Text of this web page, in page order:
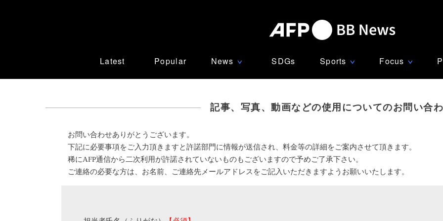
Latest Popular News ∨ SDGs Sports ∨ Focus ∨
記事、写真、動画などの使用についてのお問い合
お問い合わせありがとうございます。
下記に必要事項をご入力頂きますと許諾部門に情報が送信され、料金等の詳細をご案内させて頂きます。
稀にAFP通信から二次利用が許諾されていないものもございますので予めご了承下さい。
ご連絡の必要な方は、お名前、ご連絡先メールアドレスをご記入いただきますようお願いいたします。